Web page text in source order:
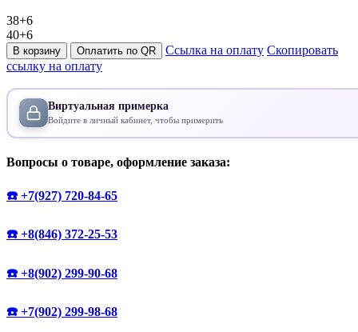
38+6
40+6
В корзину Оплатить по QR Ссылка на оплату Скопировать
ссылку на оплату
Виртуальная примерка
Войдите в личный кабинет, чтобы примерить
Вопросы о товаре, оформление заказа:
☎️ +7(927) 720-84-65
☎️ +8(846) 372-25-53
☎️ +8(902) 299-90-68
☎️ +7(902) 299-98-68